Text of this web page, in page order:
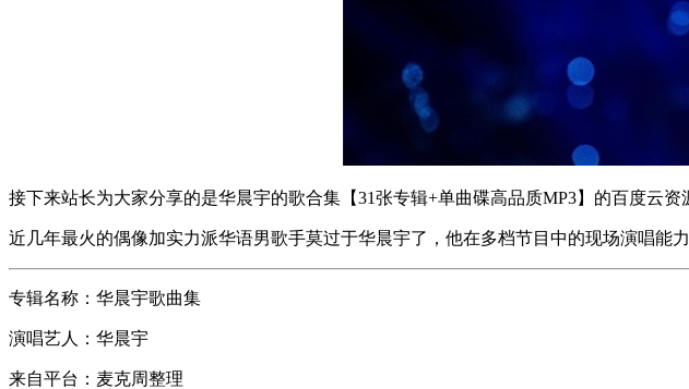
接下来站长为大家分享的是华晨宇的歌合集【31张专辑+单曲碟高品质MP3】的百度云
近几年最火的偶像加实力派华语男歌手莫过于华晨宇了，他在多档节目中的现场演唱能
专辑名称：华晨宇歌曲集
演唱艺人：华晨宇
来自平台：麦克周整理